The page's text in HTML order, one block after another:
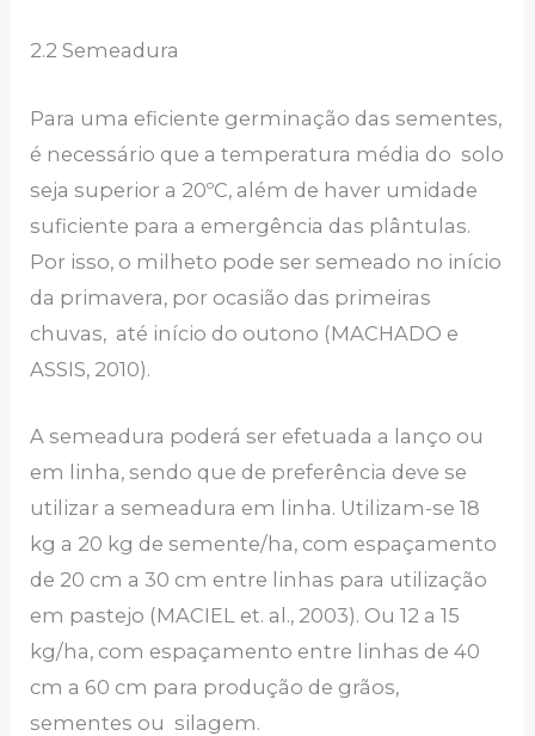
2.2 Semeadura
Para uma eficiente germinação das sementes,
é necessário que a temperatura média do solo
seja superior a 20ºC, além de haver umidade
suficiente para a emergência das plântulas.
Por isso, o milheto pode ser semeado no início
da primavera, por ocasião das primeiras
chuvas, até início do outono (MACHADO e
ASSIS, 2010).
A semeadura poderá ser efetuada a lanço ou
em linha, sendo que de preferência deve se
utilizar a semeadura em linha. Utilizam-se 18
kg a 20 kg de semente/ha, com espaçamento
de 20 cm a 30 cm entre linhas para utilização
em pastejo (MACIEL et. al., 2003). Ou 12 a 15
kg/ha, com espaçamento entre linhas de 40
cm a 60 cm para produção de grãos,
sementes ou silagem.